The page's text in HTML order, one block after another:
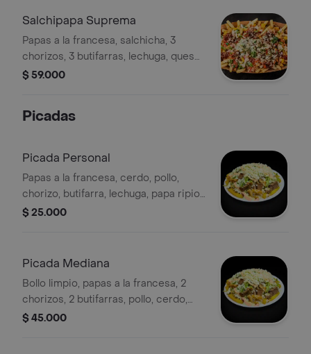
Salchipapa Suprema
Papas a la francesa, salchicha, 3
chorizos, 3 butifarras, lechuga, queso
costeño, papa ripio, maíz y salsas (4-5
$ 59.000
Picadas
Picada Personal
Papas a la francesa, cerdo, pollo,
chorizo, butifarra, lechuga, papa ripio,
queso costeño y salsas
$ 25.000
Picada Mediana
Bollo limpio, papas a la francesa, 2
chorizos, 2 butifarras, pollo, cerdo,
lechuga, papa ripio, queso costeño,
$ 45.000